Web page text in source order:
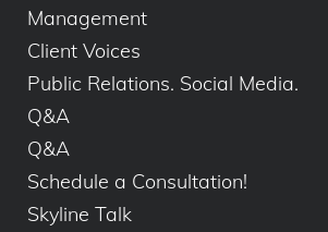
Management
Client Voices
Public Relations. Social Media.
Q&A
Q&A
Schedule a Consultation!
Skyline Talk